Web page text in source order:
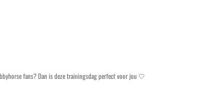
fans? Dan is deze trainingsdag perfect voor jou 🤍